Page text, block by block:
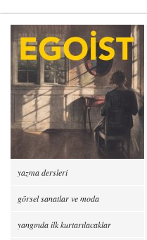
yazma dersleri
görsel sanatlar ve moda
yangında ilk kurtarılacaklar